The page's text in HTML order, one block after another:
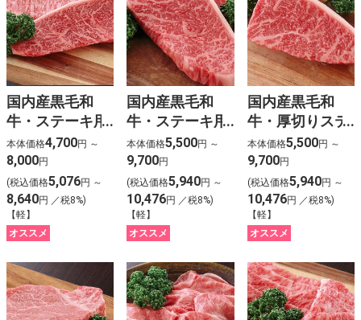
国内産黒毛和
牛・ステーキ用
（2種盛）
本体価格4,700円 ～
8,000円
(税込価格5,076円 ～
8,640円 ／税8%)
【軽】
オススメ
国内産黒毛和
牛・ステーキ用
（モモ）
本体価格5,500円 ～
9,700円
(税込価格5,940円 ～
10,476円 ／税8%)
【軽】
オススメ
国内産黒毛和
牛・厚切りステ
ーキ用（モモ）
本体価格5,500円 ～
9,700円
(税込価格5,940円 ～
10,476円 ／税8%)
【軽】
オススメ